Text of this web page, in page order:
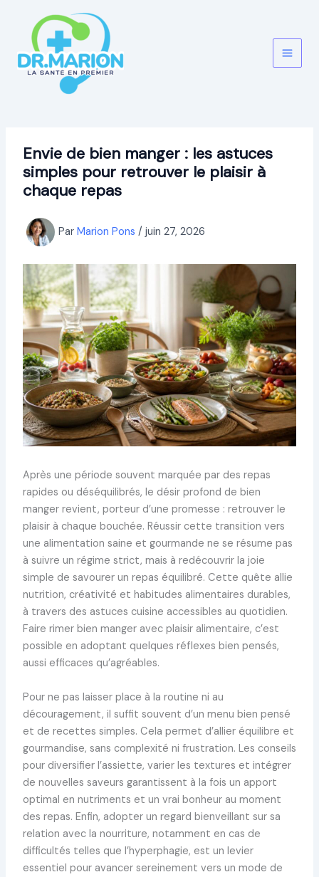
contenu
Envie de bien manger : les astuces
simples pour retrouver le plaisir à
chaque repas
Par Marion Pons / juin 27, 2026
Après une période souvent marquée par des repas
rapides ou déséquilibrés, le désir profond de bien
manger revient, porteur d’une promesse : retrouver le
plaisir à chaque bouchée. Réussir cette transition vers
une alimentation saine et gourmande ne se résume pas
à suivre un régime strict, mais à redécouvrir la joie
simple de savourer un repas équilibré. Cette quête allie
nutrition, créativité et habitudes alimentaires durables,
à travers des astuces cuisine accessibles au quotidien.
Faire rimer bien manger avec plaisir alimentaire, c’est
possible en adoptant quelques réflexes bien pensés,
aussi efficaces qu’agréables.
Pour ne pas laisser place à la routine ni au
découragement, il suffit souvent d’un menu bien pensé
et de recettes simples. Cela permet d’allier équilibre et
gourmandise, sans complexité ni frustration. Les conseils
pour diversifier l’assiette, varier les textures et intégrer
de nouvelles saveurs garantissent à la fois un apport
optimal en nutriments et un vrai bonheur au moment
des repas. Enfin, adopter un regard bienveillant sur sa
relation avec la nourriture, notamment en cas de
difficultés telles que l’hyperphagie, est un levier
essentiel pour avancer sereinement vers un mode de